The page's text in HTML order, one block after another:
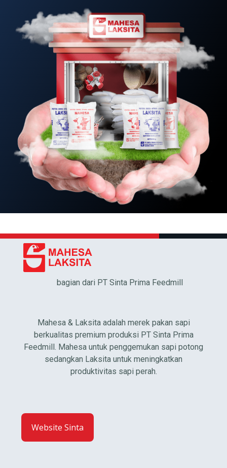
bagian dari PT Sinta Prima Feedmill
Mahesa & Laksita adalah merek pakan sapi
berkualitas premium produksi PT Sinta Prima
Feedmill. Mahesa untuk penggemukan sapi potong
sedangkan Laksita untuk meningkatkan
produktivitas sapi perah.
Website Sinta